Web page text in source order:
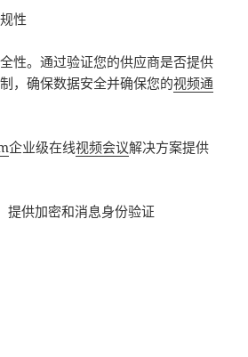
性
性。通过验证您的供应商是否提供
，确保数据安全并确保您的视频通
企业级在线视频会议解决方案提供
提供加密和消息身份验证